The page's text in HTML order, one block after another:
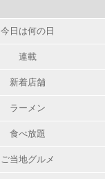
今日は何の日
連載
新着店舗
ラーメン
食べ放題
ご当地グルメ